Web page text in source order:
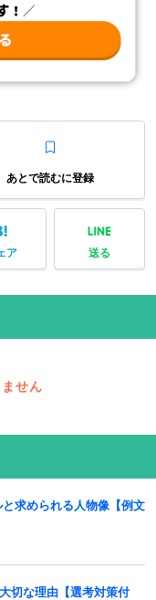
あとで読むに登録
ア 送る
せん
求められる人物像【例文
切な理由【選考対策付